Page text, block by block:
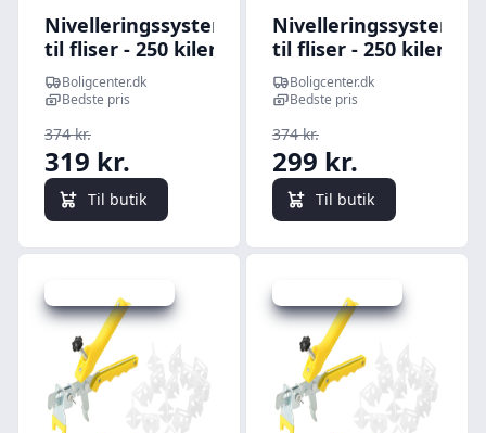
Nivelleringssystem
til fliser - 250 kiler,
500 klips, 2 mm
Boligcenter.dk
Bedste pris
374 kr.
319 kr.
Til butik
Nivelleringssystem
til fliser - 250 kiler,
500 klips, 1,5 mm
Boligcenter.dk
Bedste pris
374 kr.
299 kr.
Til butik